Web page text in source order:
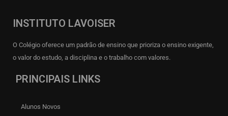
INSTITUTO LAVOISER
O Colégio oferece um padrão de ensino que prioriza o ensino exigente,
o valor do estudo, a disciplina e o trabalho com valores.
PRINCIPAIS LINKS
Alunos Novos